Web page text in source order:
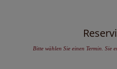
Bitte wählen Sie einen Termin. Sie